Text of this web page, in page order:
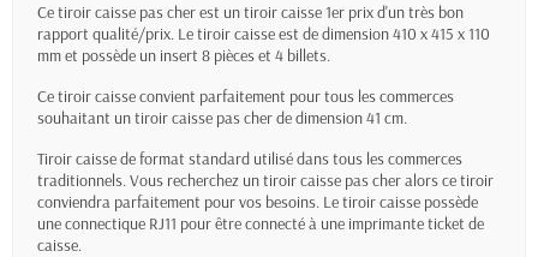
Ce tiroir caisse pas cher est un tiroir caisse 1er prix d'un très bon
rapport qualité/prix. Le tiroir caisse est de dimension 410 x 415 x 110
mm et possède un insert 8 pièces et 4 billets.
Ce tiroir caisse convient parfaitement pour tous les commerces
souhaitant un tiroir caisse pas cher de dimension 41 cm.
Tiroir caisse de format standard utilisé dans tous les commerces
traditionnels. Vous recherchez un tiroir caisse pas cher alors ce tiroir
conviendra parfaitement pour vos besoins. Le tiroir caisse possède
une connectique RJ11 pour être connecté à une imprimante ticket de
caisse.